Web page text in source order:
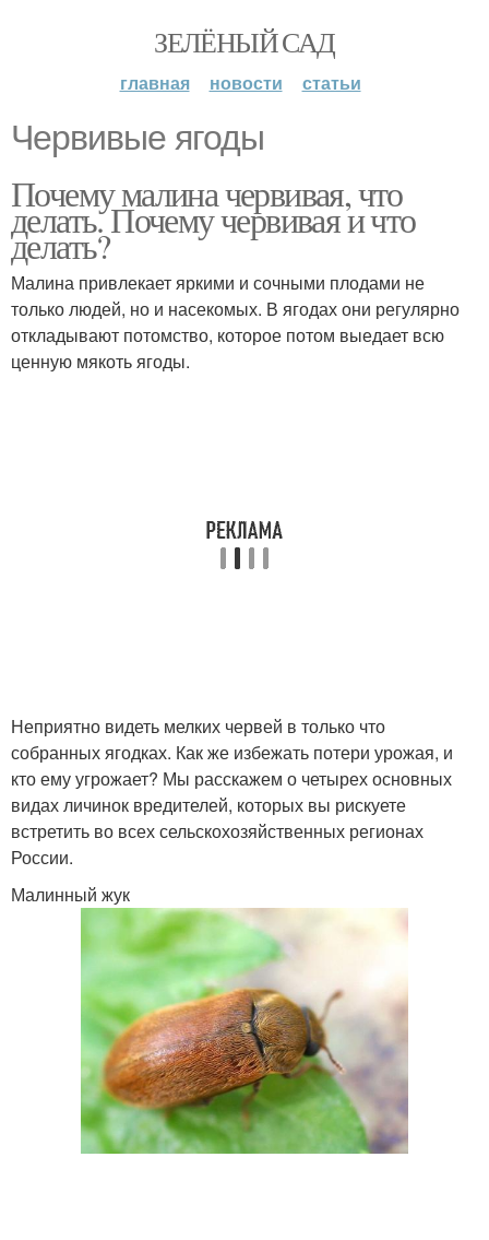
ЗЕЛЁНЫЙ САД
главная новости статьи
Червивые ягоды
Почему малина червивая, что
делать. Почему червивая и что
делать?
Малина привлекает яркими и сочными плодами не
только людей, но и насекомых. В ягодах они регулярно
откладывают потомство, которое потом выедает всю
ценную мякоть ягоды.
Неприятно видеть мелких червей в только что
собранных ягодках. Как же избежать потери урожая, и
кто ему угрожает? Мы расскажем о четырех основных
видах личинок вредителей, которых вы рискуете
встретить во всех сельскохозяйственных регионах
России.
Малинный жук